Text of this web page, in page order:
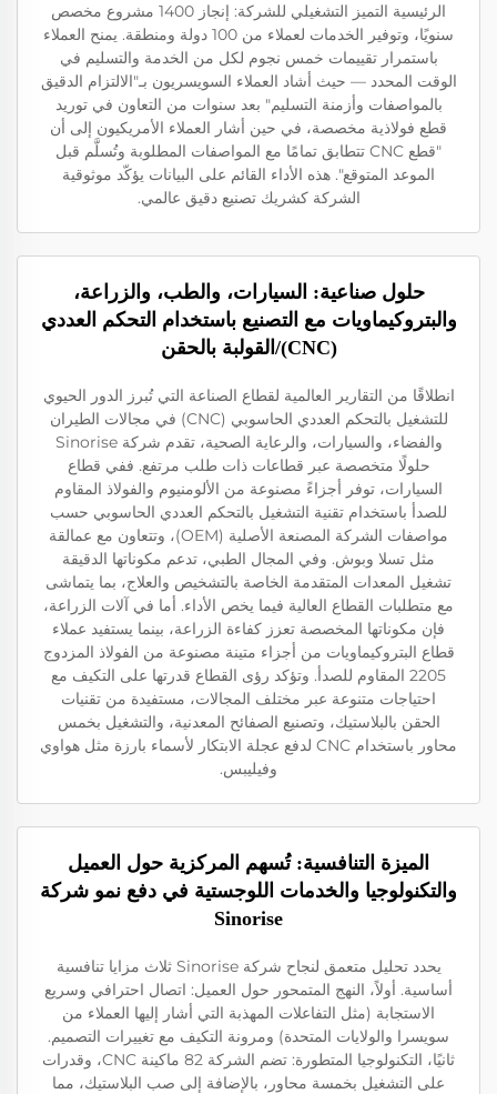
الرئيسية التميز التشغيلي للشركة: إنجاز 1400 مشروع مخصص
سنويًا، وتوفير الخدمات لعملاء من 100 دولة ومنطقة. يمنح العملاء
باستمرار تقييمات خمس نجوم لكل من الخدمة والتسليم في
الوقت المحدد — حيث أشاد العملاء السويسريون بـ"الالتزام الدقيق
بالمواصفات وأزمنة التسليم" بعد سنوات من التعاون في توريد
قطع فولاذية مخصصة، في حين أشار العملاء الأمريكيون إلى أن
"قطع CNC تتطابق تمامًا مع المواصفات المطلوبة وتُسلَّم قبل
الموعد المتوقع". هذه الأداء القائم على البيانات يؤكّد موثوقية
الشركة كشريك تصنيع دقيق عالمي.
حلول صناعية: السيارات، والطب، والزراعة،
والبتروكيماويات مع التصنيع باستخدام التحكم العددي
(CNC)/القولبة بالحقن
انطلاقًا من التقارير العالمية لقطاع الصناعة التي تُبرز الدور الحيوي
للتشغيل بالتحكم العددي الحاسوبي (CNC) في مجالات الطيران
والفضاء، والسيارات، والرعاية الصحية، تقدم شركة Sinorise
حلولًا متخصصة عبر قطاعات ذات طلب مرتفع. ففي قطاع
السيارات، توفر أجزاءً مصنوعة من الألومنيوم والفولاذ المقاوم
للصدأ باستخدام تقنية التشغيل بالتحكم العددي الحاسوبي حسب
مواصفات الشركة المصنعة الأصلية (OEM)، وتتعاون مع عمالقة
مثل تسلا وبوش. وفي المجال الطبي، تدعم مكوناتها الدقيقة
تشغيل المعدات المتقدمة الخاصة بالتشخيص والعلاج، بما يتماشى
مع متطلبات القطاع العالية فيما يخص الأداء. أما في آلات الزراعة،
فإن مكوناتها المخصصة تعزز كفاءة الزراعة، بينما يستفيد عملاء
قطاع البتروكيماويات من أجزاء متينة مصنوعة من الفولاذ المزدوج
2205 المقاوم للصدأ. وتؤكد رؤى القطاع قدرتها على التكيف مع
احتياجات متنوعة عبر مختلف المجالات، مستفيدة من تقنيات
الحقن بالبلاستيك، وتصنيع الصفائح المعدنية، والتشغيل بخمس
محاور باستخدام CNC لدفع عجلة الابتكار لأسماء بارزة مثل هواوي
وفيليبس.
الميزة التنافسية: تُسهم المركزية حول العميل
والتكنولوجيا والخدمات اللوجستية في دفع نمو شركة
Sinorise
يحدد تحليل متعمق لنجاح شركة Sinorise ثلاث مزايا تنافسية
أساسية. أولاً، النهج المتمحور حول العميل: اتصال احترافي وسريع
الاستجابة (مثل التفاعلات المهذبة التي أشار إليها العملاء من
سويسرا والولايات المتحدة) ومرونة التكيف مع تغييرات التصميم.
ثانيًا، التكنولوجيا المتطورة: تضم الشركة 82 ماكينة CNC، وقدرات
على التشغيل بخمسة محاور، بالإضافة إلى صب البلاستيك، مما